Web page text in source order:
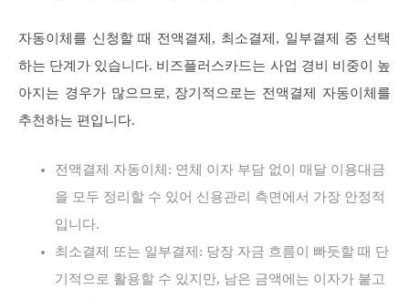
자동이체를 신청할 때 전액결제, 최소결제, 일부결제 중 선택
하는 단계가 있습니다. 비즈플러스카드는 사업 경비 비중이 높
아지는 경우가 많으므로, 장기적으로는 전액결제 자동이체를
추천하는 편입니다.
전액결제 자동이체: 연체 이자 부담 없이 매달 이용대금
을 모두 정리할 수 있어 신용관리 측면에서 가장 안정적
입니다.
최소결제 또는 일부결제: 당장 자금 흐름이 빠듯할 때 단
기적으로 활용할 수 있지만, 남은 금액에는 이자가 붙고